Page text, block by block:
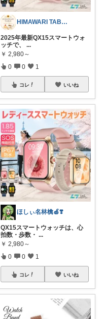
HIMAWARI TABLE🌼
2025年最新QX15スマートウォ
ッチで、
...
￥ 2,980～
0 0 1
コレ いいね
ほしぃ名林檎🍏❣️
QX15スマートウォッチは、心
拍数・歩数・ ...
￥ 2,980～
0 0 1
コレ いいね